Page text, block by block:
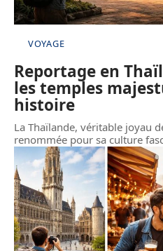
VOYAGE
Reportage en
les temples
histoire
La Thaïlande, véritable joyau
renommée pour sa culture